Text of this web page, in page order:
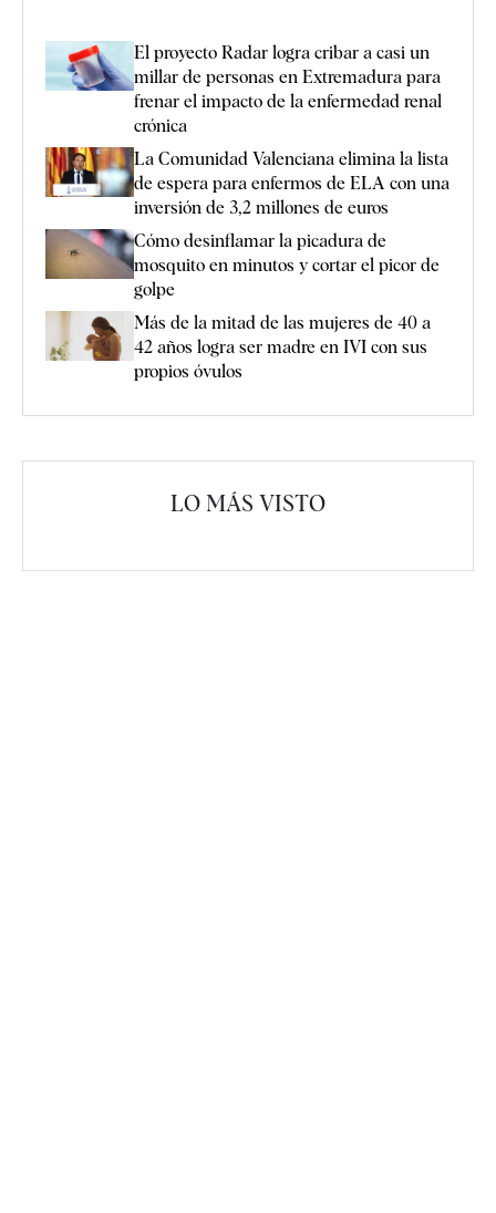
El proyecto Radar logra cribar a casi un
millar de personas en Extremadura para
frenar el impacto de la enfermedad renal
crónica
La Comunidad Valenciana elimina la lista
de espera para enfermos de ELA con una
inversión de 3,2 millones de euros
Cómo desinflamar la picadura de
mosquito en minutos y cortar el picor de
golpe
Más de la mitad de las mujeres de 40 a
42 años logra ser madre en IVI con sus
propios óvulos
LO MÁS VISTO